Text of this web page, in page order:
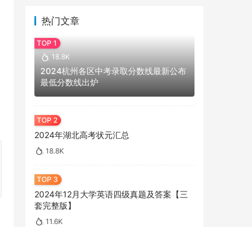
热门文章
18.8K
2024杭州各区中考录取分数线最新公布
最低分数线出炉
2024年湖北高考状元汇总
18.8K
2024年12月大学英语四级真题及答案【三
套完整版】
11.6K